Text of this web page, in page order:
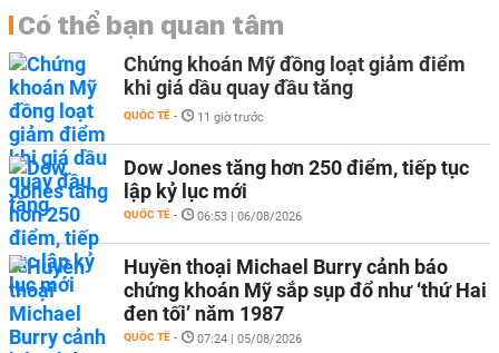
Có thể bạn quan tâm
Chứng khoán Mỹ đồng loạt giảm điểm
khi giá dầu quay đầu tăng
QUỐC TẾ - 11 giờ trước
Dow Jones tăng hơn 250 điểm, tiếp tục
lập kỷ lục mới
QUỐC TẾ - 06:53 | 06/08/2026
Huyền thoại Michael Burry cảnh báo
chứng khoán Mỹ sắp sụp đổ như ‘thứ Hai
đen tối’ năm 1987
QUỐC TẾ - 07:24 | 05/08/2026